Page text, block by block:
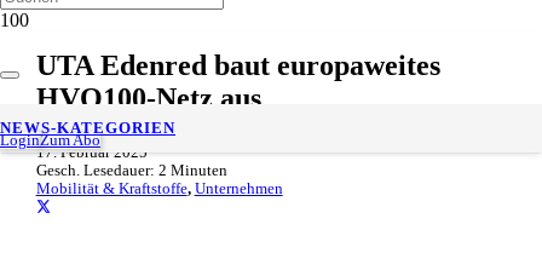
LoginZum Abo
NEWS-KATEGORIEN
UTA Edenred baut europaweites
HVO100-Netz aus
17. Februar 2025
Gesch. Lesedauer: 2 Minuten
Mobilität & Kraftstoffe, Unternehmen